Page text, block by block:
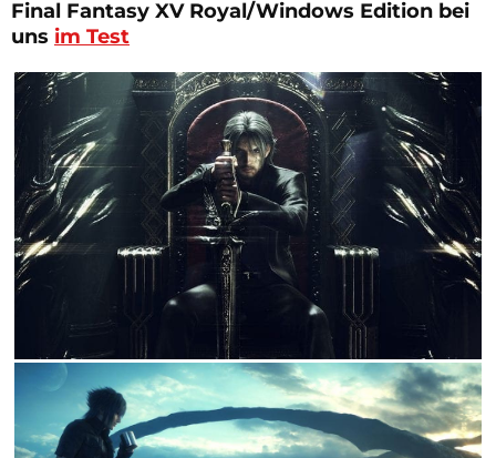
Final Fantasy XV Royal/Windows Edition bei
uns im Test